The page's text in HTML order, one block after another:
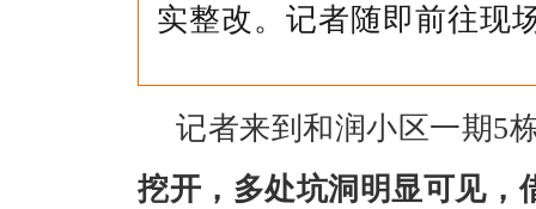
实整改。记者随即前往现
记者来到和润小区一期5
挖开，多处坑洞明显可见，